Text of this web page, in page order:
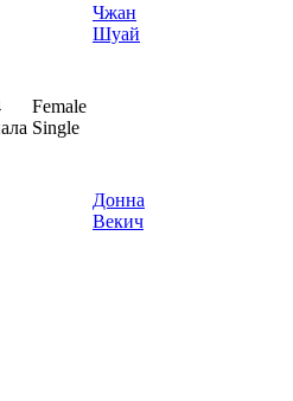
Female
Single
Чжан
Шуай
Донна
Векич